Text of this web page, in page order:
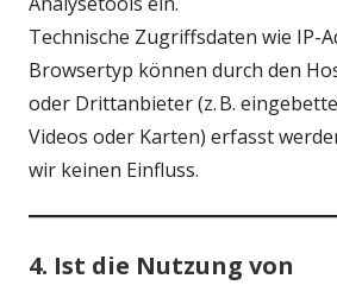
Technische Zugriffsdaten wie IP-
Browsertyp können durch den
oder Drittanbieter (z. B.
Videos oder Karten) erfasst
wir keinen Einfluss.
4. Ist die Nutzung von